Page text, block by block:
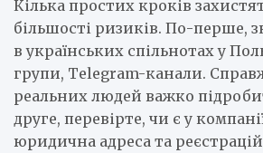
Кілька простих кроків
більшості ризиків. По-перше,
в українських спільнотах у
групи, Telegram-канали.
реальних людей важко
друге, перевірте, чи є у
юридична адреса та